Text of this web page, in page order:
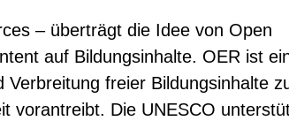
– überträgt die Idee von Open
auf Bildungsinhalte. OER ist
freier Bildungsinhalte
vorantreibt. Die UNESCO